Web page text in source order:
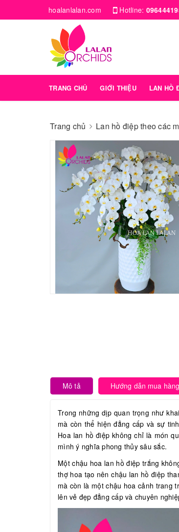
hoalanlalan.com Hotline:
TRANG CHỦ GIỚI THIỆU LAN HỒ
Trang chủ Lan hồ điệp theo các
Mô tả Hướng dẫn mua hàng
Trong những dịp quan trọng như
mà còn thể hiện đẳng cấp và sự
Hoa lan hồ điệp không chỉ là món
mình ý nghĩa phong thủy sâu sắc.
Một chậu hoa lan hồ điệp trắng
thợ hoa tạo nên chậu lan hồ điệp
mà còn là một chậu hoa cảnh trang
lên vẻ đẹp đẳng cấp và chuyên